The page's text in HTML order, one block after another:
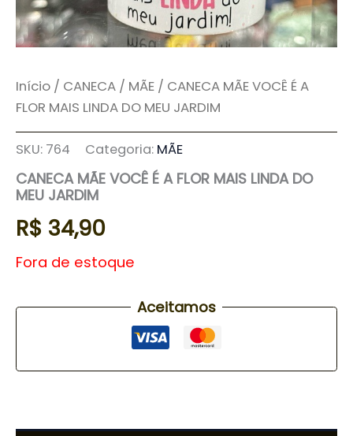
Início / CANECA / MÃE / CANECA MÃE VOCÊ É A
FLOR MAIS LINDA DO MEU JARDIM
SKU: 764 Categoria: MÃE
CANECA MÃE VOCÊ É A FLOR MAIS LINDA DO
MEU JARDIM
R$ 34,90
Fora de estoque
Aceitamos